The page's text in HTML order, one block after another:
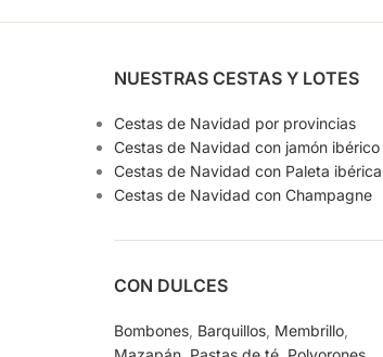
NUESTRAS CESTAS Y LOTES
Cestas de Navidad por provincias
Cestas de Navidad con jamón ibérico
Cestas de Navidad con Paleta ibérica
Cestas de Navidad con Champagne
CON DULCES
Bombones, Barquillos, Membrillo,